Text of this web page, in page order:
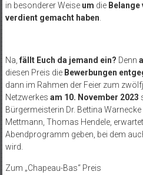
in besonderer Weiseum die
verdient gemacht haben
Na, fällt Euch da jemand ein? Denn
diesen Preis die Bewerbungen
dann im Rahmen der Feier zum
Netzwerkes am 10. November 2023
Bürgermeisterin Dr. Bettina
Mettmann, Thomas Hendele,
Abendprogramm geben, bei dem
wird.
Zum „Chapeau-Bas“ Preis